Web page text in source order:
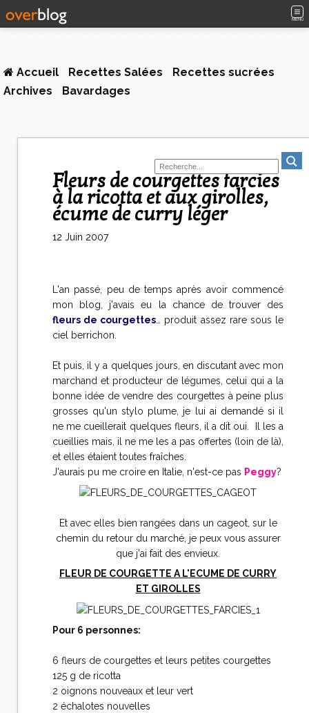
MENU
Accueil Recettes Salées
Recettes sucrées
Archives
Bavardages
Fleurs de courgettes farcies
à la ricotta et aux girolles,
écume de curry léger
12 Juin 2007
L'an passé, peu de temps après avoir commencé
mon blog, j'avais eu la chance de trouver des
fleurs de courgettes … produit assez rare sous le
ciel berrichon.
Et puis, il y a quelques jours, en discutant avec mon
marchand et producteur de légumes, celui qui a la
bonne idée de vendre des courgettes à peine plus
grosses qu'un stylo plume, je lui ai demandé si il
ne me cueillerait quelques fleurs, il a dit oui. Il les a
cueillies mais, il ne me les a pas offertes (loin de là),
et elles étaient toutes fraîches.
J'aurais pu me croire en Italie, n'est-ce pas Peggy?
Et avec elles bien rangées dans un cageot, sur le
chemin du retour du marché, je peux vous assurer
que j'ai fait des envieux.
FLEUR DE COURGETTE A L'ECUME DE CURRY
ET GIROLLES
Pour 6 personnes:
6 fleurs de courgettes et leurs petites courgettes
125 g de ricotta
2 oignons nouveaux et leur vert
2 échalotes nouvelles